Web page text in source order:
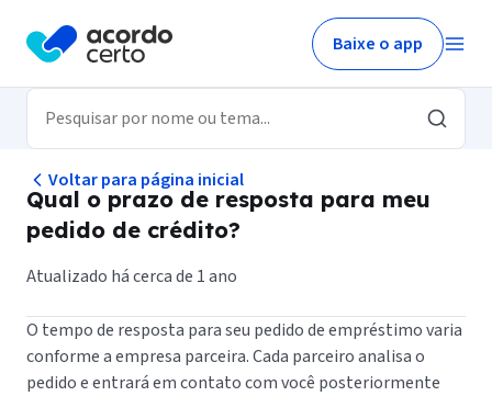
Baixe o app
Voltar para página inicial
Qual o prazo de resposta para meu
pedido de crédito?
Atualizado há cerca de 1 ano
O tempo de resposta para seu pedido de empréstimo varia
conforme a empresa parceira. Cada parceiro analisa o
pedido e entrará em contato com você posteriormente